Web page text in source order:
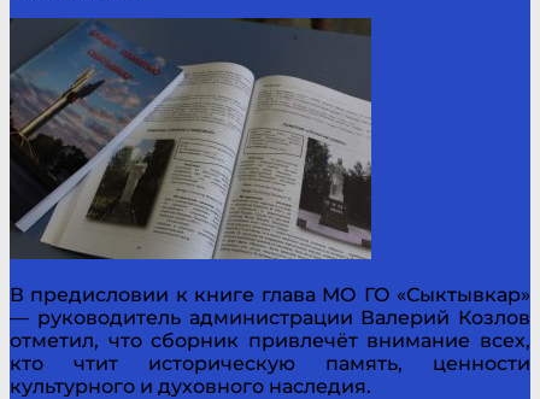
В предисловии к книге глава МО ГО «Сыктывкар»
— руководитель администрации Валерий Козлов
отметил, что сборник привлечёт внимание всех,
кто чтит историческую память, ценности
культурного и духовного наследия.